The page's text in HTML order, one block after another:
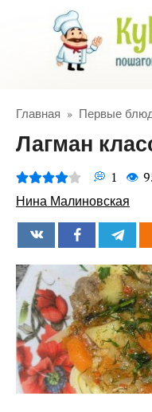
Главная » Первые
Лагман
1
Нина Малиновская